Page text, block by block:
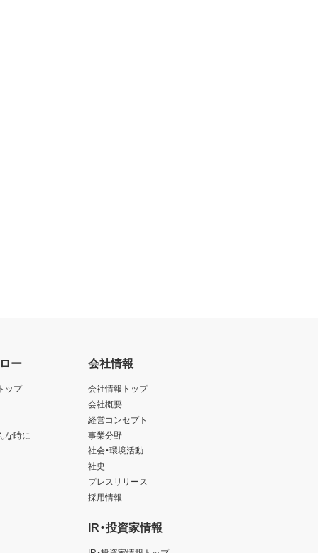
ー
ップ
な時に
会社情報
会社情報トップ
会社概要
経営コンセプト
事業分野
社会・環境活動
社史
プレスリリース
採用情報
IR・投資家情報